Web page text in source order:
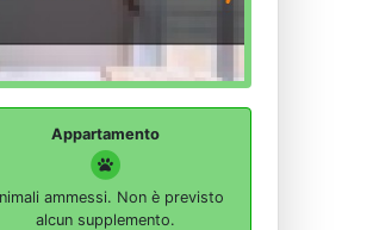
Appartamento
ammessi. Non è previsto
alcun supplemento.